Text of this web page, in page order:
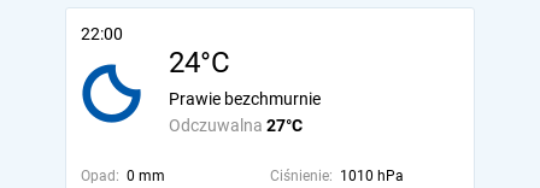
22:00
24°C
Odczuwalna 27°C
Prawie bezchmurnie
Opad: 0 mm Ciśnienie: 1010 hPa